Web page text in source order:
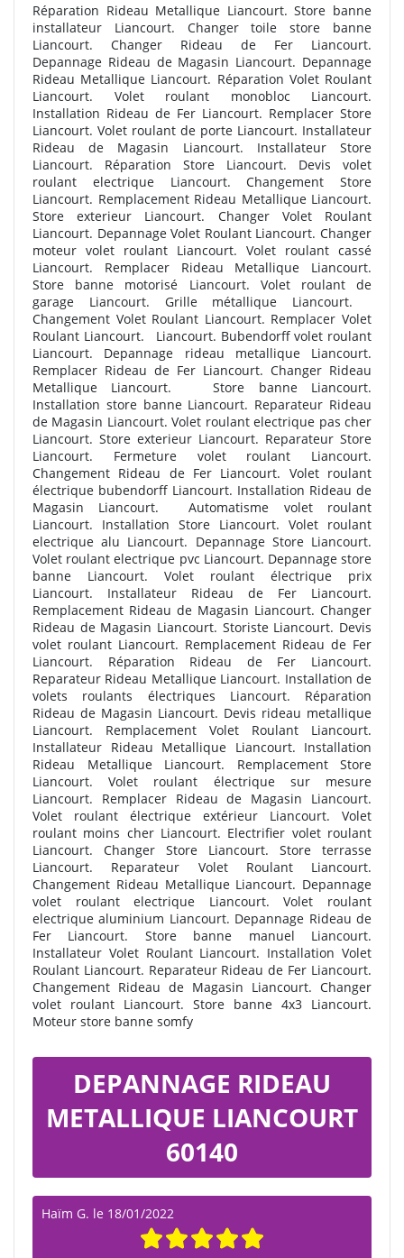
Réparation Rideau Metallique Liancourt. Store banne
installateur Liancourt. Changer toile store banne
Liancourt. Changer Rideau de Fer Liancourt.
Depannage Rideau de Magasin Liancourt. Depannage
Rideau Metallique Liancourt. Réparation Volet Roulant
Liancourt. Volet roulant monobloc Liancourt.
Installation Rideau de Fer Liancourt. Remplacer Store
Liancourt. Volet roulant de porte Liancourt. Installateur
Rideau de Magasin Liancourt. Installateur Store
Liancourt. Réparation Store Liancourt. Devis volet
roulant electrique Liancourt. Changement Store
Liancourt. Remplacement Rideau Metallique Liancourt.
Store exterieur Liancourt. Changer Volet Roulant
Liancourt. Depannage Volet Roulant Liancourt. Changer
moteur volet roulant Liancourt. Volet roulant cassé
Liancourt. Remplacer Rideau Metallique Liancourt.
Store banne motorisé Liancourt. Volet roulant de
garage Liancourt. Grille métallique Liancourt.
Changement Volet Roulant Liancourt. Remplacer Volet
Roulant Liancourt. Liancourt. Bubendorff volet roulant
Liancourt. Depannage rideau metallique Liancourt.
Remplacer Rideau de Fer Liancourt. Changer Rideau
Metallique Liancourt. Store banne Liancourt.
Installation store banne Liancourt. Reparateur Rideau
de Magasin Liancourt. Volet roulant electrique pas cher
Liancourt. Store exterieur Liancourt. Reparateur Store
Liancourt. Fermeture volet roulant Liancourt.
Changement Rideau de Fer Liancourt. Volet roulant
électrique bubendorff Liancourt. Installation Rideau de
Magasin Liancourt.Automatisme volet roulant
Liancourt. Installation Store Liancourt. Volet roulant
electrique alu Liancourt. Depannage Store Liancourt.
Volet roulant electrique pvc Liancourt. Depannage store
banne Liancourt. Volet roulant électrique prix
Liancourt. Installateur Rideau de Fer Liancourt.
Remplacement Rideau de Magasin Liancourt. Changer
Rideau de Magasin Liancourt. Storiste Liancourt. Devis
volet roulant Liancourt. Remplacement Rideau de Fer
Liancourt. Réparation Rideau de Fer Liancourt.
Reparateur Rideau Metallique Liancourt. Installation de
volets roulants électriques Liancourt. Réparation
Rideau de Magasin Liancourt. Devis rideau metallique
Liancourt. Remplacement Volet Roulant Liancourt.
Installateur Rideau Metallique Liancourt. Installation
Rideau Metallique Liancourt. Remplacement Store
Liancourt. Volet roulant électrique sur mesure
Liancourt. Remplacer Rideau de Magasin Liancourt.
Volet roulant électrique extérieur Liancourt. Volet
roulant moins cher Liancourt. Electrifier volet roulant
Liancourt. Changer Store Liancourt. Store terrasse
Liancourt. Reparateur Volet Roulant Liancourt.
Changement Rideau Metallique Liancourt. Depannage
volet roulant electrique Liancourt. Volet roulant
electrique aluminium Liancourt. Depannage Rideau de
Fer Liancourt. Store banne manuel Liancourt.
Installateur Volet Roulant Liancourt. Installation Volet
Roulant Liancourt. Reparateur Rideau de Fer Liancourt.
Changement Rideau de Magasin Liancourt. Changer
volet roulant Liancourt. Store banne 4x3 Liancourt.
Moteur store banne somfy
DEPANNAGE RIDEAU
METALLIQUE LIANCOURT
60140
Haïm G. le 18/01/2022